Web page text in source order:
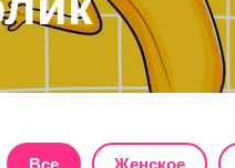
Все Женское